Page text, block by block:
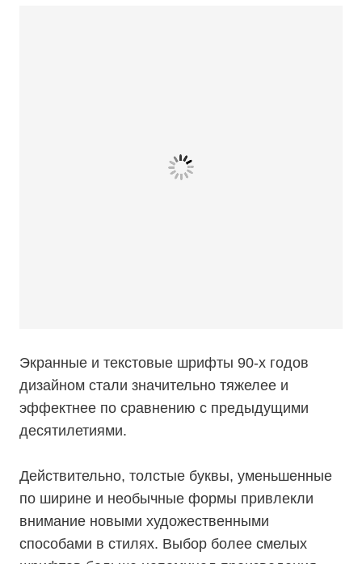
Экранные и текстовые шрифты 90-х годов
дизайном стали значительно тяжелее и
эффектнее по сравнению с предыдущими
десятилетиями.
Действительно, толстые буквы, уменьшенные
по ширине и необычные формы привлекли
внимание новыми художественными
способами в стилях. Выбор более смелых